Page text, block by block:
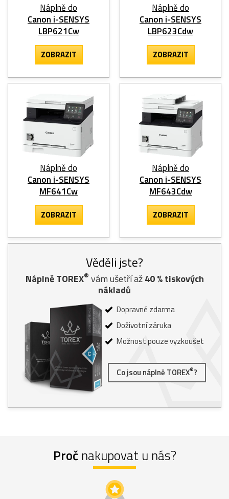
Náplně do
Canon i-SENSYS
LBP621Cw
ZOBRAZIT
Náplně do
Canon i-SENSYS
LBP623Cdw
ZOBRAZIT
Náplně do
Canon i-SENSYS
MF641Cw
ZOBRAZIT
Náplně do
Canon i-SENSYS
MF643Cdw
ZOBRAZIT
Věděli jste?
Náplně TOREX® vám ušetří až40% tiskových
nákladů
Dopravné zdarma
Doživotní záruka
Možnost pouze vyzkoušet
Co jsou náplně TOREX®?
Proč nakupovat u nás?